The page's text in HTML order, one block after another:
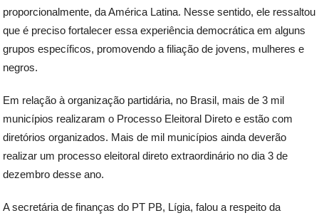
proporcionalmente, da América Latina. Nesse sentido, ele ressaltou
que é preciso fortalecer essa experiência democrática em alguns
grupos específicos, promovendo a filiação de jovens, mulheres e
negros.
Em relação à organização partidária, no Brasil, mais de 3 mil
municípios realizaram o Processo Eleitoral Direto e estão com
diretórios organizados. Mais de mil municípios ainda deverão
realizar um processo eleitoral direto extraordinário no dia 3 de
dezembro desse ano.
A secretária de finanças do PT PB, Lígia, falou a respeito da